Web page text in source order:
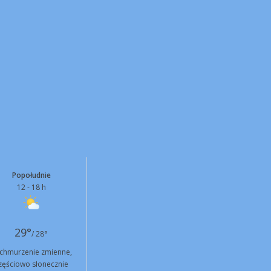
Popołudnie
12 - 18 h
29°/ 28°
zmienne,
słonecznie